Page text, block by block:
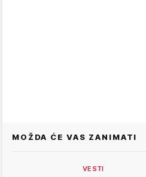
MOŽDA ĆE VAS ZANIMATI
VESTI